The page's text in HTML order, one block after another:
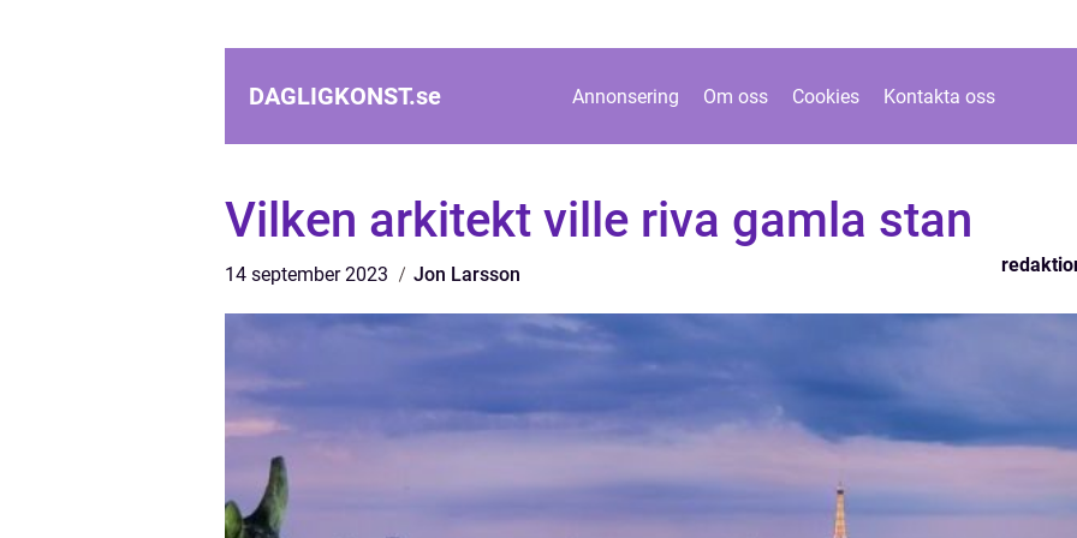
DAGLIGKONST.se Annonsering Om oss Cookies Kontakta oss
Vilken arkitekt ville riva gamla stan
14 september 2023 Jon Larsson